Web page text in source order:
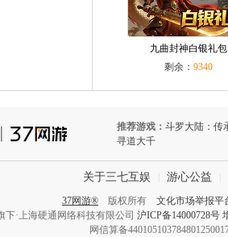
九曲封神白银礼包
剩余： 9340
推荐游戏： 斗罗大陆：传
寻道大千
关于三七互娱 游心公益
37网游® 版权所有 文化市场举报平
下·上海硬通网络科技有限公司 沪ICP备14000728号
网信算备